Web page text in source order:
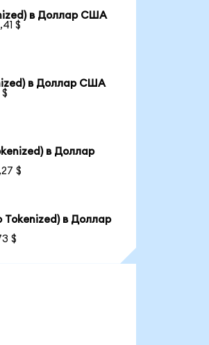
в Доллар США
$
в Доллар США
в Доллар
$
в Доллар
$